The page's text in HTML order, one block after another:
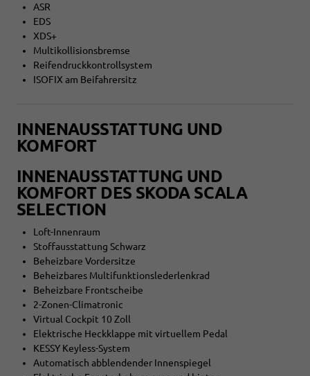
ASR
EDS
XDS+
Multikollisionsbremse
Reifendruckkontrollsystem
ISOFIX am Beifahrersitz
INNENAUSSTATTUNG UND
KOMFORT
INNENAUSSTATTUNG UND
KOMFORT DES SKODA SCALA
SELECTION
Loft-Innenraum
Stoffausstattung Schwarz
Beheizbare Vordersitze
Beheizbares Multifunktionslederlenkrad
Beheizbare Frontscheibe
2-Zonen-Climatronic
Virtual Cockpit 10 Zoll
Elektrische Heckklappe mit virtuellem Pedal
KESSY Keyless-System
Automatisch abblendender Innenspiegel